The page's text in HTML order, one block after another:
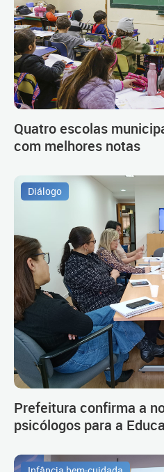
Quatro escolas
com melhores notas
Diálogo
Prefeitura confirma a
psicólogos para a